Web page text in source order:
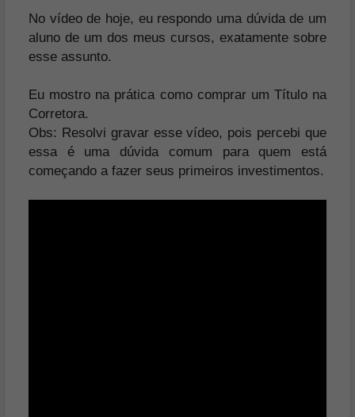
PODCAST
No vídeo de hoje, eu respondo uma dúvida de um
aluno de um dos meus cursos, exatamente sobre
esse assunto.
Eu mostro na prática como comprar um Título na
Corretora.
Obs: Resolvi gravar esse vídeo, pois percebi que
essa é uma dúvida comum para quem está
começando a fazer seus primeiros investimentos.